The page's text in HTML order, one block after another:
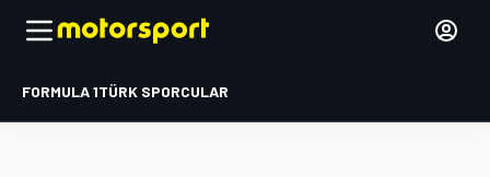
FORMULA 1TÜRK SPORCULAR